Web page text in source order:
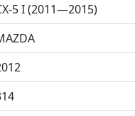
5 I (2011—2015)